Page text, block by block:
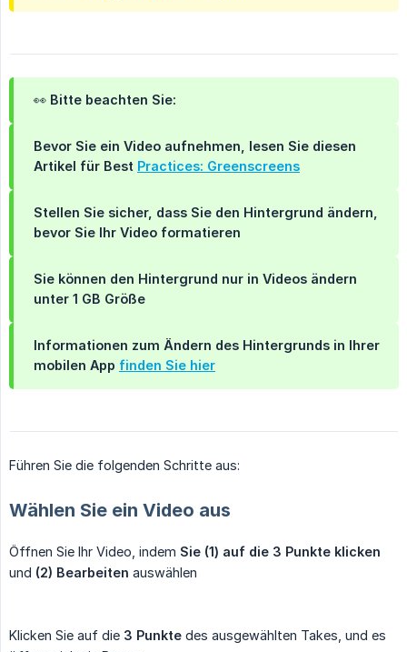
👀 Bitte beachten Sie:
Bevor Sie ein Video aufnehmen, lesen Sie diesen
Artikel für Best Practices: Greenscreens
Stellen Sie sicher, dass Sie den Hintergrund ändern,
bevor Sie Ihr Video formatieren
Sie können den Hintergrund nur in Videos ändern
unter 1 GB Größe
Informationen zum Ändern des Hintergrunds in Ihrer
mobilen App finden Sie hier
Führen Sie die folgenden Schritte aus:
Wählen Sie ein Video aus
Öffnen Sie Ihr Video, indem Sie (1) auf die 3 Punkte klicken
und (2) Bearbeiten auswählen
Klicken Sie auf die 3 Punkte des ausgewählten Takes, und es